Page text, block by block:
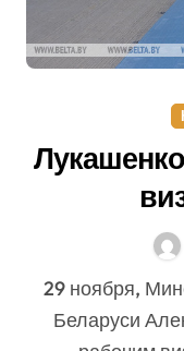
29 ноября, Минск /Корр. БЕЛТА/. Президент
Беларуси